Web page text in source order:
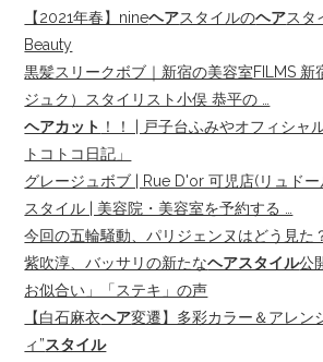
【2021年春】nineヘアスタイルのヘアスタ
Beauty
黒髪スリークボブ｜新宿の美容室FILMS 新
ジュク）スタイリスト小俣 恭平の …
ヘアカット ！！ | 戸子台ふみやオフィシャ
トコトコ日記」
グレージュボブ | Rue D'or 可児店(リュド
スタイル | 美容院・美容室を予約する …
今回の五輪騒動、パリジェンヌはどう見た
紫吹淳、バッサリの新たなヘアスタイル公
お似合い」「ステキ」の声
【白石麻衣ヘア変遷】多彩カラー＆アレン
ィ”スタイル